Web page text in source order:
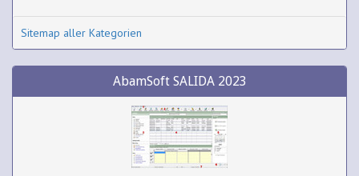
Sitemap aller Kategorien
AbamSoft SALIDA 2023